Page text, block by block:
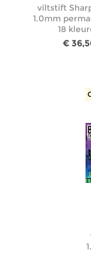
viltstift
1.0mm
18
€